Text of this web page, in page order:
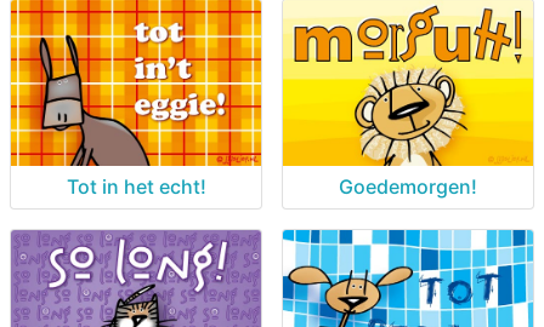
Tot in het echt! Goedemorgen!